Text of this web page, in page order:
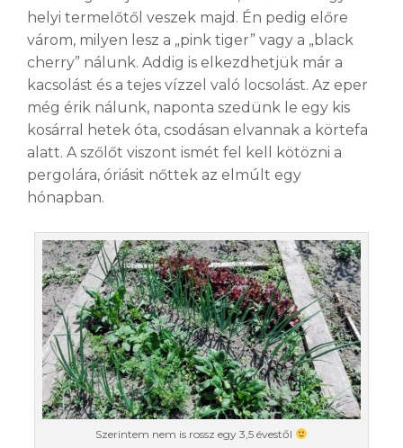
helyi termelőtől veszek majd. Én pedig előre
várom, milyen lesz a „pink tiger” vagy a „black
cherry” nálunk. Addig is elkezdhetjük már a
kacsolást és a tejes vízzel való locsolást. Az eper
még érik nálunk, naponta szedünk le egy kis
kosárral hetek óta, csodásan elvannak a körtefa
alatt. A szőlőt viszont ismét fel kell kötözni a
pergolára, óriásit nőttek az elmúlt egy
hónapban.
Szerintem nem is rossz egy 3,5 évestől